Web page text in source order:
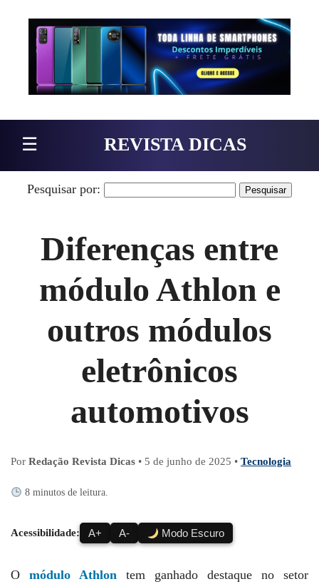
Pular para o conteúdo
☰ REVISTA DICAS
Pesquisar por:
Diferenças entre
módulo Athlon e
outros módulos
eletrônicos
automotivos
Por Redação Revista Dicas • 5 de junho de 2025 • Tecnologia
8 minutos de leitura.
Acessibilidade: A+ A- Modo Escuro
O módulo Athlon tem ganhado destaque no setor